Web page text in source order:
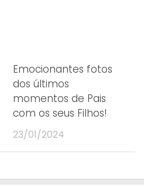
Emocionantes fotos
dos últimos
momentos de Pais
com os seus Filhos!
23/01/2024